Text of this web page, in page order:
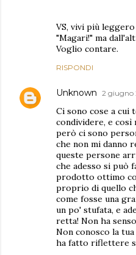
VS, vivi più
"Magari!" ma
Voglio contare.
RISPONDI
Unknown 2 giugno
Ci sono cose a cui
condividere, e
però ci sono
che non mi danno
queste persone
che adesso si può
prodotto ottimo
proprio di quello
come fosse una
un po' stufata, e
retta! Non ha
Non conosco la
ha fatto riflettere